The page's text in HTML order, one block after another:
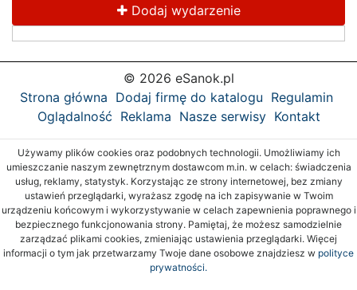
Dodaj wydarzenie
© 2026 eSanok.pl
Strona główna Dodaj firmę do katalogu Regulamin
Oglądalność Reklama Nasze serwisy Kontakt
Używamy plików cookies oraz podobnych technologii. Umożliwiamy ich
umieszczanie naszym zewnętrznym dostawcom m.in. w celach: świadczenia
usług, reklamy, statystyk. Korzystając ze strony internetowej, bez zmiany
ustawień przeglądarki, wyrażasz zgodę na ich zapisywanie w Twoim
urządzeniu końcowym i wykorzystywanie w celach zapewnienia poprawnego i
bezpiecznego funkcjonowania strony. Pamiętaj, że możesz samodzielnie
zarządzać plikami cookies, zmieniając ustawienia przeglądarki. Więcej
informacji o tym jak przetwarzamy Twoje dane osobowe znajdziesz w polityce
prywatności.